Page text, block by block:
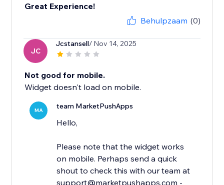
Great Experience!
Behulpzaam (0)
JC
Jcstansell/ Nov 14, 2025
Not good for mobile.
Widget doesn't load on mobile.
MA team MarketPushApps
Hello,
Please note that the widget works
on mobile. Perhaps send a quick
shout to check this with our team at
support@marketpushapps.com -